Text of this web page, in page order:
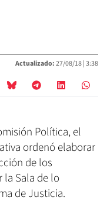
Actualizado:27/08/18 |3:38
Política, el
ordenó elaborar
de los
la Sala de lo
de Justicia.